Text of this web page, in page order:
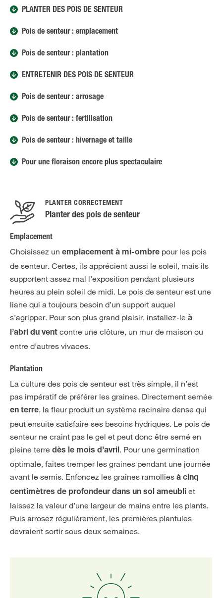
PLANTER DES POIS DE SENTEUR
Pois de senteur : emplacement
Pois de senteur : plantation
ENTRETENIR DES POIS DE SENTEUR
Pois de senteur : arrosage
Pois de senteur : fertilisation
Pois de senteur : hivernage et taille
Pour une floraison encore plus spectaculaire
PLANTER CORRECTEMENT
Planter des pois de senteur
Emplacement
Choisissez un emplacement à mi-ombre pour les pois
de senteur. Certes, ils apprécient aussi le soleil, mais ils
supportent assez mal l’exposition pendant plusieurs
heures au plein soleil de midi. Le pois de senteur est une
liane qui a toujours besoin d’un support auquel
s’agripper. Pour son plus grand plaisir, installez-le à
l’abri du vent contre une clôture, un mur de maison ou
entre d’autres vivaces.
Plantation
La culture des pois de senteur est très simple, il n’est
pas impératif de préférer les graines. Directement semée
en terre, la fleur produit un système racinaire dense qui
peut ensuite satisfaire ses besoins hydriques. Le pois de
senteur ne craint pas le gel et peut donc être semé en
pleine terre dès le mois d’avril. Pour une germination
optimale, faites tremper les graines pendant une journée
avant le semis. Enfoncez les graines ramollies à cinq
centimètres de profondeur dans un sol ameubli et
laissez la valeur d’une largeur de mains entre les plants.
Puis arrosez régulièrement, les premières plantules
devraient sortir sous deux semaines.